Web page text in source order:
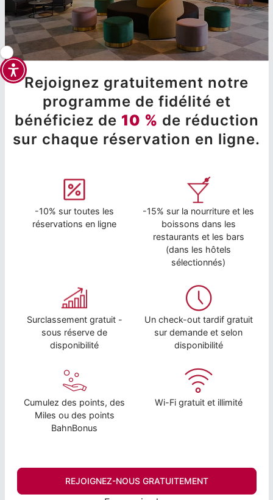
Rejoignez gratuitement notre
programme de fidélité et
bénéficiez de 10 % de réduction
sur chaque réservation en ligne.
-10% sur toutes les
réservations en ligne
-15% sur la nourriture et les
boissons dans les
restaurants et les bars
(dans les hôtels
sélectionnés)
Surclassement gratuit -
sous réserve de
disponibilité
Un check-out tardif gratuit
sur demande et selon
disponibilité
Cumulez des points, des
Miles ou des points
BahnBonus
Wi-Fi gratuit et illimité
REJOIGNEZ-NOUS GRATUITEMENT